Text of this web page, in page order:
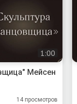
1:00
Мейсен
14 просмотров